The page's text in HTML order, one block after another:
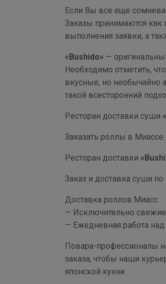
Если Вы все еще
Заказы принимаются как
выполнения заявки, а
«Bushido» —
Необходимо отметить,
вкусные, но необычайно
такой всесторонний
Ресторан доставки суши
Заказать роллы в Миассе.
Ресторан доставки
Заказ и доставка суши
Доставка роллов Миасс
— Исключительно
— Ежедневная работа над
Повара-профессионалы
заказа, чтобы наши
японской кухни.